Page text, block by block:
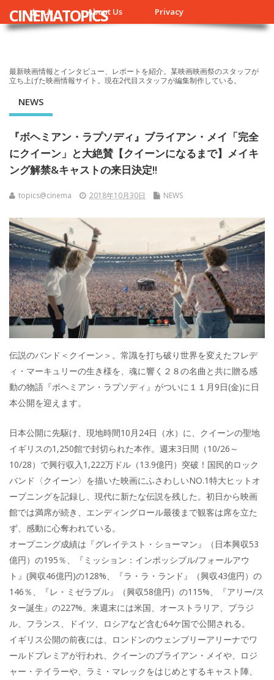
ホーム About Us Privacy
CINEMATOPICS
最新映画情報とインタビュー、レポートを紹介。某映画映画祭のスタッフが
立ち上げた映画情報サイト。現在2代目スタッフが編集制作している。
NEWS
『ボヘミアン・ラプソディ』ブライアン・メイ「完全
にクイーン」と大絶賛【クイーンになるまで】メイキ
ング解禁&キャストの来日決定!!
topics@cinema 2018年10月30日 NEWS
伝説のバンド＜クイーン＞。常識を打ち破り世界を変えたフレデ
ィ・マーキュリーの生き様を、魂に響く２８の名曲と共に贈る感
動の物語『ボヘミアン・ラプソディ』がついに１１月9日(金)に日
本公開を迎えます。
日本公開に先駆け、現地時間10月24日（水）に、クイーンの聖地
イギリスの1,250館で封切られた本作。週末3日間（10/26～
10/28）で興行収入1,222万ドル（13.9億円）突破！国民的ロック
バンド〈クイーン〉を描いた映画にふさわしいNO.1特大ヒットオ
ープニングを記録し、現代に新たな伝説を残した。初日から映画
館では満席が続き、エンディングロール最後まで観客は席を立た
ず、感動に心奪われている。
オープニング成績は『グレイテスト・ショーマン』（日本興収53
億円）の195％、『ミッション：インポッシブル/フォールアウ
ト』(興収46億円)の128%、『ラ・ラ・ランド』（興収43億円）の
146％、『レ・ミゼラブル』（興収58億円）の115%、『アリー/ス
ター誕生』の227%。来週末には米国、オーストラリア、ブラジ
ル、フランス、ドイツ、ロシアなど含む64ケ国で公開される。
イギリス公開の前夜には、ロンドンのウェンブリーアリーナでワ
ールドプレミアが行われ、クイーンのブライアン・メイや、ロジ
ャー・テイラーや、ラミ・マレックをはじめとするキャスト陣、